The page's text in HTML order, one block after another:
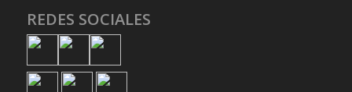
REDES SOCIALES